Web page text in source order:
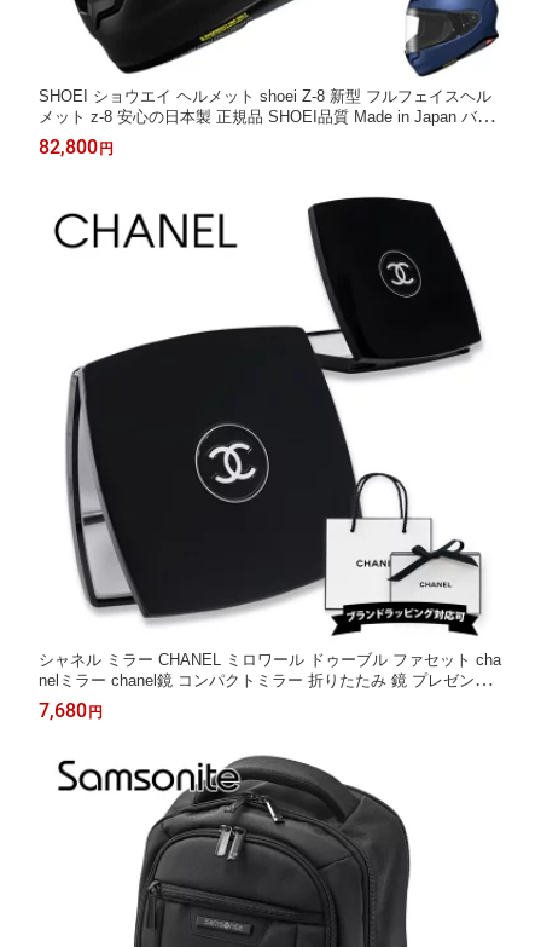
SHOEI ショウエイ ヘルメット shoei Z-8 新型 フルフェイスヘル
メット z-8 安心の日本製 正規品 SHOEI品質 Made in Japan バイ
ク メンズ レディース かっこいい おしゃれ シンプル 単色 公道 ツ
ーリング 通販
82,800 円
シャネル ミラー CHANEL ミロワール ドゥーブル ファセット cha
nelミラー chanel鏡 コンパクトミラー 折りたたみ 鏡 プレゼント
女性 誕生日 女友達 ギフト
7,680 円